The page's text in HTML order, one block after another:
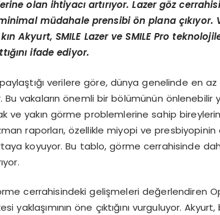
olan ihtiyacı artırıyor. Lazer göz
müdahale prensibiön plana çıkıyor.
Akyurt, SMILE Lazer ve SMILE Pro
ifade ediyor.
paylaştığı verilere göre, dünya genelinde en
Bu vakaların önemli bir bölümünün
ve yakın görme problemlerine sahip bireylerin
raporları, özellikle miyopi ve
koyuyor. Bu tablo, görme cerrahisinde
cerrahisindeki gelişmeleri değerlendiren
yaklaşımının öne çıktığını vurguluyor.